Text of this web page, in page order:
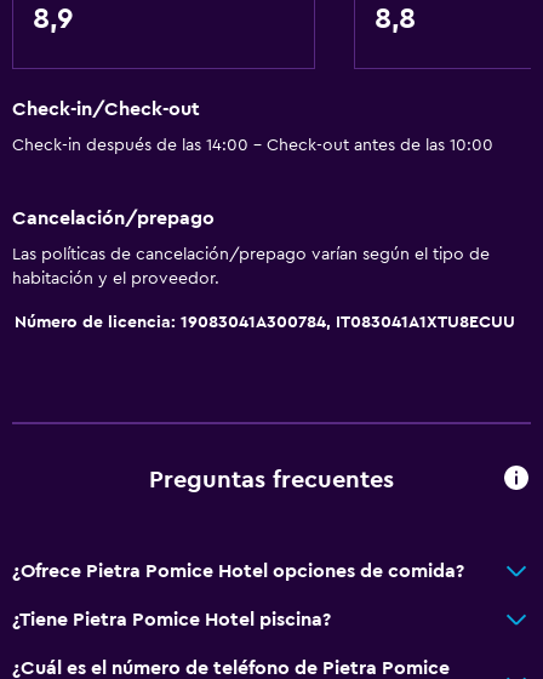
8,9 8,8
Check-in/Check-out
Check-in después de las 14:00 - Check-out antes de las 10:00
Cancelación/prepago
Las políticas de cancelación/prepago varían según el tipo de
habitación y el proveedor.
Número de licencia: 19083041A300784, IT083041A1XTU8ECUU
Preguntas frecuentes
¿Ofrece Pietra Pomice Hotel opciones de comida?
¿Tiene Pietra Pomice Hotel piscina?
¿Cuál es el número de teléfono de Pietra Pomice